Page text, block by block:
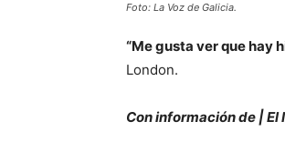
Foto: La Voz de Galicia.
“Me gusta ver que hay
London.
Con información de | El